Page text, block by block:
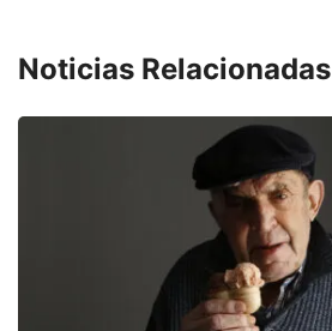
Noticias Relacionadas